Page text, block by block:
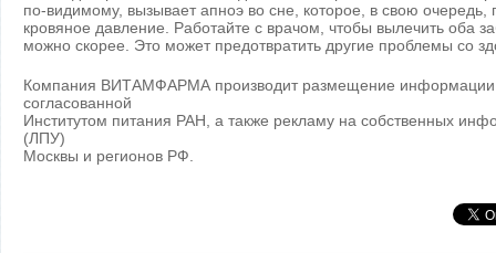
по-видимому, вызывает апноэ во сне, которое, в свою очередь,
кровяное давление. Работайте с врачом, чтобы вылечить оба
можно скорее. Это может предотвратить другие проблемы со
Компания ВИТАМФАРМА производит размещение информации
согласованной
Институтом питания РАН, а также рекламу на собственных
(ЛПУ)
Москвы и регионов РФ.